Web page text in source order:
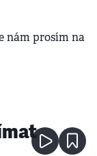
nám prosím na